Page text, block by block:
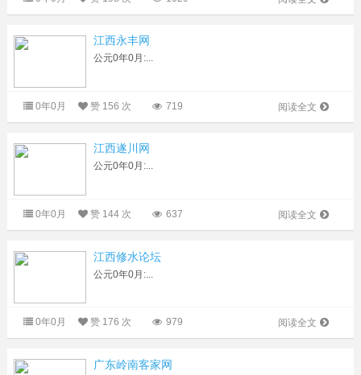
江西永丰网
公元0年0月:...
阅读全文
0年0月 赞 156 次 719
江西遂川网
公元0年0月:...
阅读全文
0年0月 赞 144 次 637
江西修水论坛
公元0年0月:...
阅读全文
0年0月 赞 176 次 979
广东岭南客家网